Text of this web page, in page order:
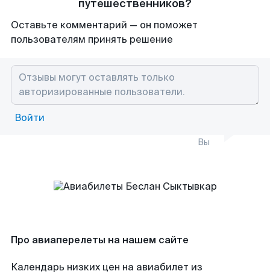
путешественников?
Оставьте комментарий — он поможет
пользователям принять решение
Войти
Вы
Про авиаперелеты на нашем сайте
Календарь низких цен на авиабилет из